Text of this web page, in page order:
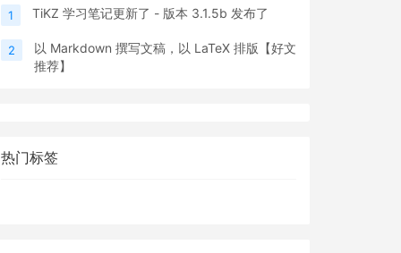
1 TiKZ 学习笔记更新了 - 版本 3.1.5b 发布了
2
以 Markdown 撰写文稿，以 LaTeX 排版【好文
推荐】
热门标签